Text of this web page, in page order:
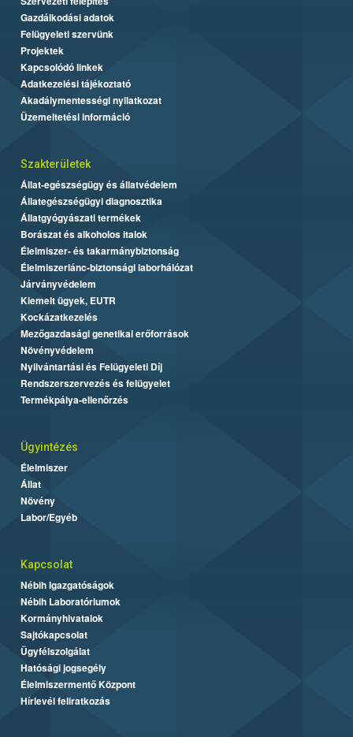
Gazdálkodási adatok
Felügyeleti szervünk
Projektek
Kapcsolódó linkek
Adatkezelési tájékoztató
Akadálymentességi nyilatkozat
Üzemeltetési információ
Szakterületek
Állat-egészségügy és állatvédelem
Állategészségügyi diagnosztika
Állatgyógyászati termékek
Borászat és alkoholos italok
Élelmiszer- és takarmánybiztonság
Élelmiszerlánc-biztonsági laborhálózat
Járványvédelem
Kiemelt ügyek, EUTR
Kockázatkezelés
Mezőgazdasági genetikai erőforrások
Növényvédelem
Nyilvántartási és Felügyeleti Díj
Rendszerszervezés és felügyelet
Termékpálya-ellenőrzés
Ügyintézés
Élelmiszer
Állat
Növény
Labor/Egyéb
Kapcsolat
Nébih Igazgatóságok
Nébih Laboratóriumok
Kormányhivatalok
Sajtókapcsolat
Ügyfélszolgálat
Hatósági jogsegély
Élelmiszermentő Központ
Hírlevél feliratkozás